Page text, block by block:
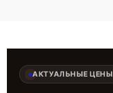
АКТУАЛЬНЫЕ ЦЕНЫ